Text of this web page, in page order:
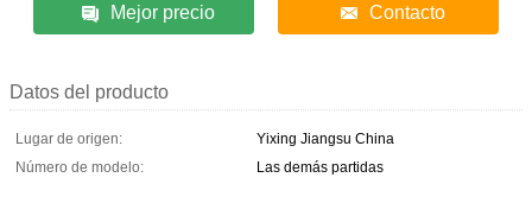
Mejor precio Contacto
Datos del producto
Lugar de origen:
Yixing Jiangsu China
Número de modelo:
Las demás partidas